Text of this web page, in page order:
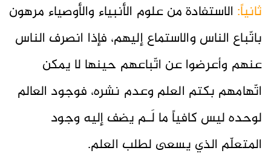
ثانياً: الاستفادة من علوم الأنبياء والأوصياء مرهون
باتّباع الناس والاستماع إليهم، فإذا انصرف الناس
عنهم وأعرضوا عن اتّباعهم حينها لا يمكن
اتّهامهم بكتم العلم وعدم نشره، فوجود العالم
لوحده ليس كافياً ما لَـم يضف إليه وجود
المتعلّم الذي يسعى لطلب العلم.